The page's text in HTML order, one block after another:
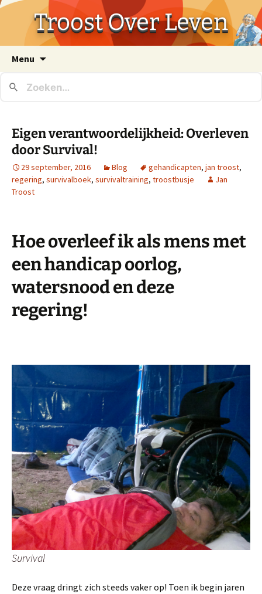
Troost Over Leven
Menu
inhoud
Eigen verantwoordelijkheid: Overleven
door Survival!
29 september, 2016 Blog gehandicapten, jan troost,
regering, survivalboek, survivaltraining, troostbusje
Jan
Troost
Hoe overleef ik als mens met
een handicap oorlog,
watersnood en deze
regering!
Survival
Deze vraag dringt zich steeds vaker op! Toen ik begin jaren